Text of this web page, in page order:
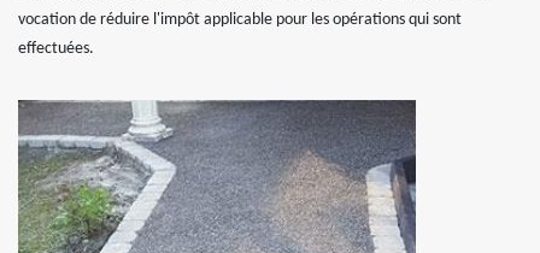
vocation de réduire l'impôt applicable pour les opérations qui sont
effectuées.